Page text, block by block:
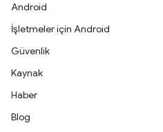
Android
İşletmeler için Android
Güvenlik
Kaynak
Haber
Blog